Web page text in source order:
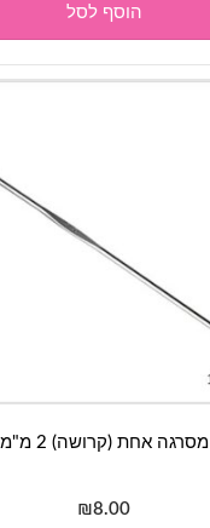
הוסף לסל
מסרגה אחת (קרושה) 2 מ"מ
₪8.00